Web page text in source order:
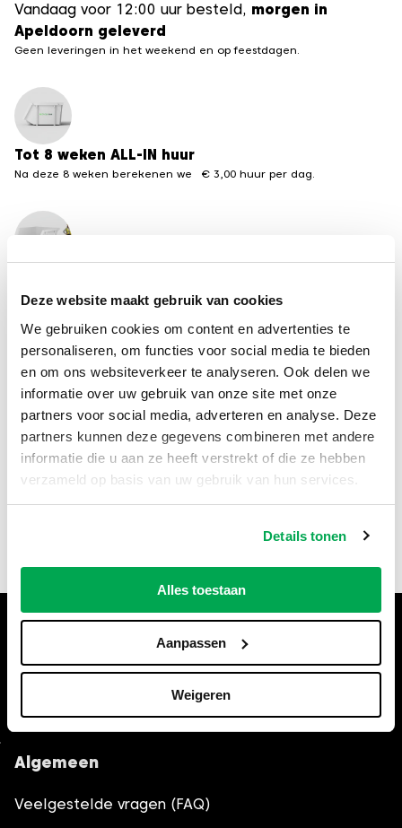
Deze website maakt gebruik van cookies
We gebruiken cookies om content en advertenties te
personaliseren, om functies voor social media te bieden
en om ons websiteverkeer te analyseren. Ook delen we
informatie over uw gebruik van onze site met onze
partners voor social media, adverteren en analyse. Deze
partners kunnen deze gegevens combineren met andere
informatie die u aan ze heeft verstrekt of die ze hebben
verzameld op basis van uw gebruik van hun services.
Details tonen
Alles toestaan
Aanpassen
Weigeren
Vandaag voor 12:00 uur besteld, morgen in
Apeldoorn geleverd
Geen leveringen in het weekend en op feestdagen.
Tot 8 weken ALL-IN huur
Na deze 8 weken berekenen we € 3,00 huur per dag.
Van 3 tot 30 m3 containers
←terug naar het overzicht containervergunningen
van andere steden
Disclaimer
De informatie op deze pagina is met zorg
samengesteld, maar kan per gemeente
veranderen. Recycle-bak is niet aansprakelijk voor
fouten of schade als gevolg van onjuiste of
verouderde informatie. Controleer bij twijfel altijd
Hulp nodig bij het bestellen?
Bel035-6013861, wij helpen je
Algemeen
Veelgestelde vragen (FAQ)